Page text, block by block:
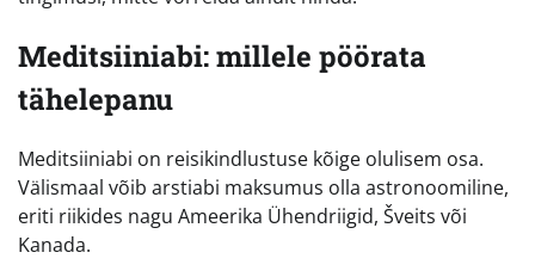
Meditsiiniabi: millele pöörata
tähelepanu
Meditsiiniabi on reisikindlustuse kõige olulisem osa.
Välismaal võib arstiabi maksumus olla astronoomiline,
eriti riikides nagu Ameerika Ühendriigid, Šveits või
Kanada.